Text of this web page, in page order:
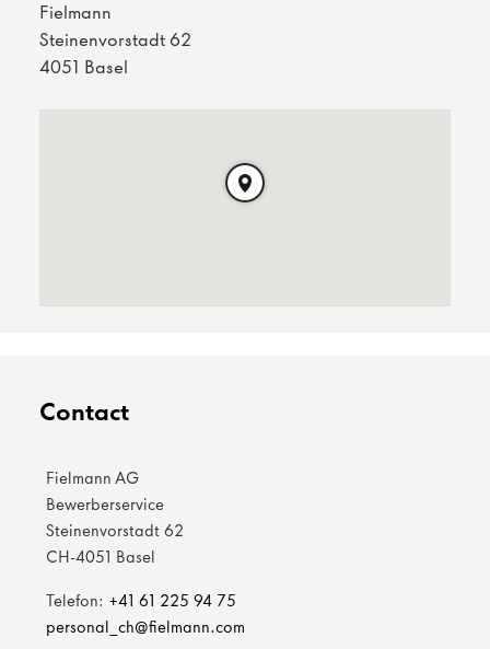
Fielmann
Steinenvorstadt 62
4051 Basel
Contact
Fielmann AG
Bewerberservice
Steinenvorstadt 62
CH-4051 Basel
Telefon: +41 61 225 94 75
personal_ch@fielmann.com